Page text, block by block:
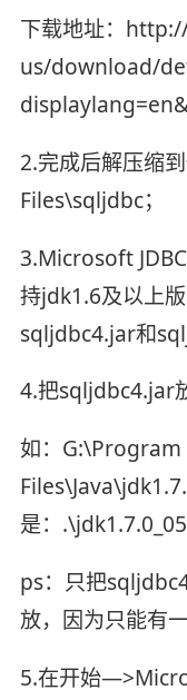
下载地址：
us/download/
2.完成后解压缩
Files\sqljdbc；
3.Microsoft
持jdk1.6及以上版
sqljdbc4.jar和
4.把sqljdbc4.jar
如：G:\Program
是：
ps：只把
放，因为只能有
5.在开始